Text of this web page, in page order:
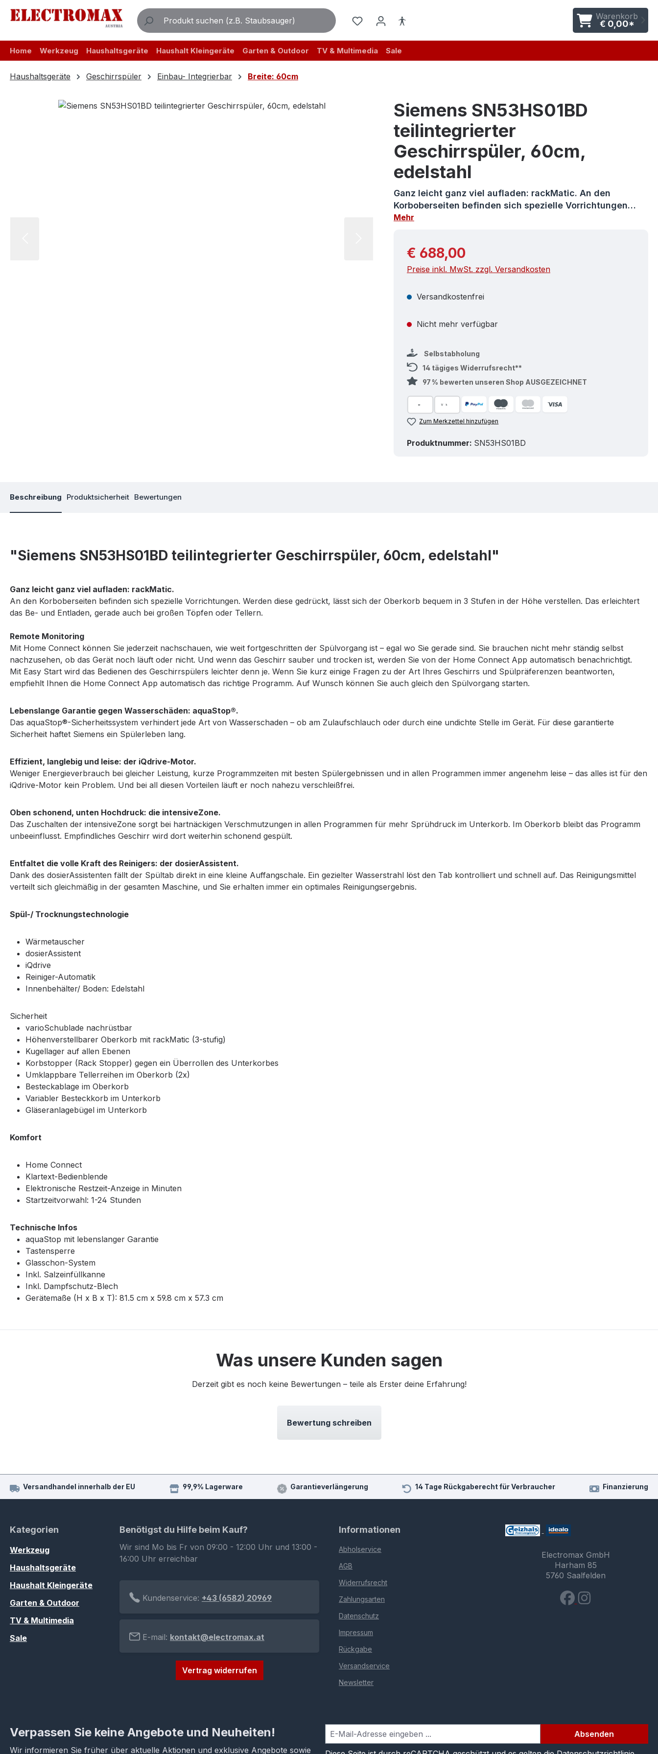
Hauptinhalt springen
Zur Suche springen
Zur Hauptnavigation springen Warenkorb
€ 0,00*
Home Werkzeug Haushaltsgeräte Haushalt Kleingeräte Garten & Outdoor TV & Multimedia Sale
Haushaltsgeräte Geschirrspüler Einbau- Integrierbar Breite: 60cm
Bildergalerie überspringen
Siemens SN53HS01BD
teilintegrierter
Geschirrspüler, 60cm,
edelstahl
Ganz leicht ganz viel aufladen: rackMatic. An den
Korboberseiten befinden sich spezielle Vorrichtungen…
Mehr
Regulärer Preis:
€ 688,00
Preise inkl. MwSt. zzgl. Versandkosten
Versandkostenfrei
Nicht mehr verfügbar
Selbstabholung
14 tägiges Widerrufsrecht**
97 % bewerten unseren Shop AUSGEZEICHNET
Zum Merkzettel hinzufügen
Produktnummer: SN53HS01BD
Beschreibung Produktsicherheit Bewertungen
"Siemens SN53HS01BD teilintegrierter Geschirrspüler, 60cm, edelstahl"
Ganz leicht ganz viel aufladen: rackMatic.
An den Korboberseiten befinden sich spezielle Vorrichtungen. Werden diese gedrückt, lässt sich der Oberkorb bequem in 3 Stufen in der Höhe verstellen. Das erleichtert
das Be- und Entladen, gerade auch bei großen Töpfen oder Tellern.
Remote Monitoring
Mit Home Connect können Sie jederzeit nachschauen, wie weit fortgeschritten der Spülvorgang ist – egal wo Sie gerade sind. Sie brauchen nicht mehr ständig selbst
nachzusehen, ob das Gerät noch läuft oder nicht. Und wenn das Geschirr sauber und trocken ist, werden Sie von der Home Connect App automatisch benachrichtigt.
Mit Easy Start wird das Bedienen des Geschirrspülers leichter denn je. Wenn Sie kurz einige Fragen zu der Art Ihres Geschirrs und Spülpräferenzen beantworten,
empfiehlt Ihnen die Home Connect App automatisch das richtige Programm. Auf Wunsch können Sie auch gleich den Spülvorgang starten.
Lebenslange Garantie gegen Wasserschäden: aquaStop®.
Das aquaStop®-Sicherheitssystem verhindert jede Art von Wasserschaden – ob am Zulaufschlauch oder durch eine undichte Stelle im Gerät. Für diese garantierte
Sicherheit haftet Siemens ein Spülerleben lang.
Effizient, langlebig und leise: der iQdrive-Motor.
Weniger Energieverbrauch bei gleicher Leistung, kurze Programmzeiten mit besten Spülergebnissen und in allen Programmen immer angenehm leise – das alles ist für den
iQdrive-Motor kein Problem. Und bei all diesen Vorteilen läuft er noch nahezu verschleißfrei.
Oben schonend, unten Hochdruck: die intensiveZone.
Das Zuschalten der intensiveZone sorgt bei hartnäckigen Verschmutzungen in allen Programmen für mehr Sprühdruck im Unterkorb. Im Oberkorb bleibt das Programm
unbeeinflusst. Empfindliches Geschirr wird dort weiterhin schonend gespült.
Entfaltet die volle Kraft des Reinigers: der dosierAssistent.
Dank des dosierAssistenten fällt der Spültab direkt in eine kleine Auffangschale. Ein gezielter Wasserstrahl löst den Tab kontrolliert und schnell auf. Das Reinigungsmittel
verteilt sich gleichmäßig in der gesamten Maschine, und Sie erhalten immer ein optimales Reinigungsergebnis.
Spül-/ Trocknungstechnologie
Wärmetauscher
dosierAssistent
iQdrive
Reiniger-Automatik
Innenbehälter/ Boden: Edelstahl
Sicherheit
varioSchublade nachrüstbar
Höhenverstellbarer Oberkorb mit rackMatic (3-stufig)
Kugellager auf allen Ebenen
Korbstopper (Rack Stopper) gegen ein Überrollen des Unterkorbes
Umklappbare Tellerreihen im Oberkorb (2x)
Besteckablage im Oberkorb
Variabler Besteckkorb im Unterkorb
Gläseranlagebügel im Unterkorb
Komfort
Home Connect
Klartext-Bedienblende
Elektronische Restzeit-Anzeige in Minuten
Startzeitvorwahl: 1-24 Stunden
Technische Infos
aquaStop mit lebenslanger Garantie
Tastensperre
Glasschon-System
Inkl. Salzeinfüllkanne
Inkl. Dampfschutz-Blech
Gerätemaße (H x B x T): 81.5 cm x 59.8 cm x 57.3 cm
Was unsere Kunden sagen
Derzeit gibt es noch keine Bewertungen – teile als Erster deine Erfahrung!
Bewertung schreiben
Versandhandel innerhalb der EU 99,9% Lagerware Garantieverlängerung 14 Tage Rückgaberecht für Verbraucher Finanzierung
Kategorien
Werkzeug
Haushaltsgeräte
Haushalt Kleingeräte
Garten & Outdoor
TV & Multimedia
Sale
Benötigst du Hilfe beim Kauf?
Wir sind Mo bis Fr von 09:00 - 12:00 Uhr und 13:00 -
16:00 Uhr erreichbar
Kundenservice: +43 (6582) 20969
E-mail: kontakt@electromax.at
Vertrag widerrufen
Informationen
Abholservice
AGB
Widerrufsrecht
Zahlungsarten
Datenschutz
Impressum
Rückgabe
Versandservice
Newsletter
Electromax GmbH
Harham 85
5760 Saalfelden
Verpassen Sie keine Angebote und Neuheiten!
Wir informieren Sie früher über aktuelle Aktionen und exklusive Angebote sowie
Absenden